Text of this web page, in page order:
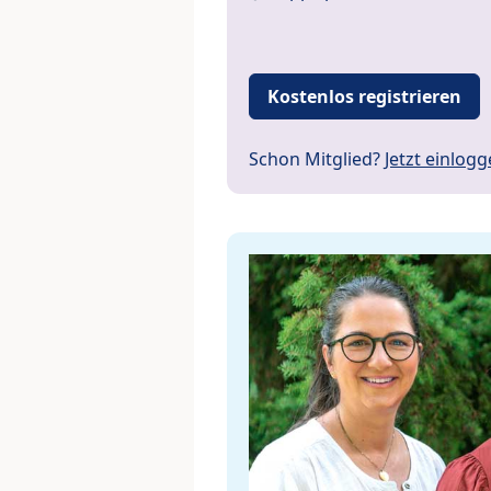
Kostenlos registrieren
Schon Mitglied? Jetzt